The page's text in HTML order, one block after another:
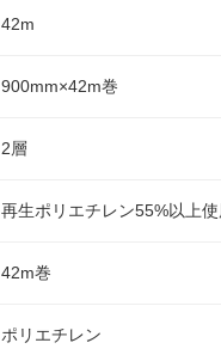
42m
900mm×42m巻
2層
再生ポリエチレン55%以上使
42m巻
ポリエチレン